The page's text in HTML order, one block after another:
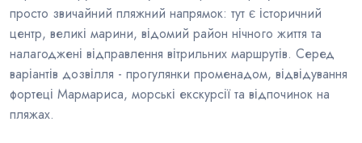
просто звичайний пляжний напрямок: тут є історичний
центр, великі марини, відомий район нічного життя та
налагоджені відправлення вітрильних маршрутів. Серед
варіантів дозвілля - прогулянки променадом, відвідування
фортеці Мармариса, морські екскурсії та відпочинок на
пляжах.